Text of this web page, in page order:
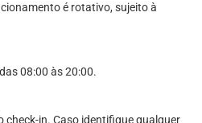
é rotativo, sujeito à
08:00 às 20:00.
check-in. Caso identifique qualquer